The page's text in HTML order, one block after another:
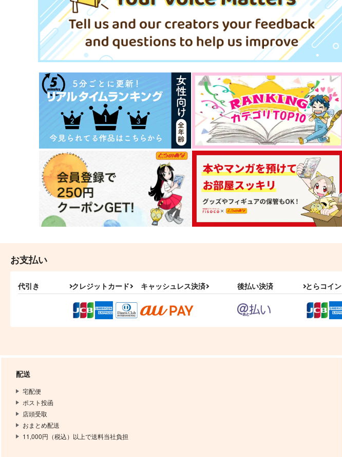
お支払い
代引き クレジットカード キャッシュレス決済 後払い決済 とらコイン
配送
宅配便
ポスト投函
店頭受取
おまとめ配送
11,000円（税込）以上で送料当社負担